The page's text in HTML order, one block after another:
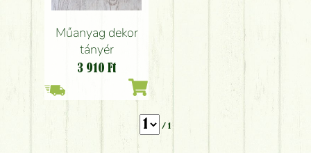
Műanyag dekor
tányér
3 910 Ft
/ 1